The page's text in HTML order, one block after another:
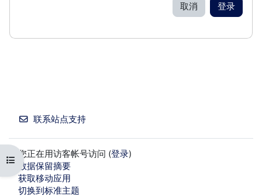
打开课程索引
取消 登录
联系站点支持
您正在用访客帐号访问 (登录)
‎数据保留摘要‎
获取移动应用
切换到标准主题